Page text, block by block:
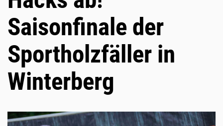
Saisonfinale der
Sportholzfäller in
Winterberg